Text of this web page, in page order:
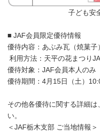
子ども安
■ JAF会員限定優待情報
優待内容：あぶみ瓦（焼菓子
利用方法：天平の花まつり
優待対象：JAF会員本人のみ
優待期間：4月15日（土）
その他各優待に関する詳細
い。
＜JAF栃木支部 ご当地情報＞